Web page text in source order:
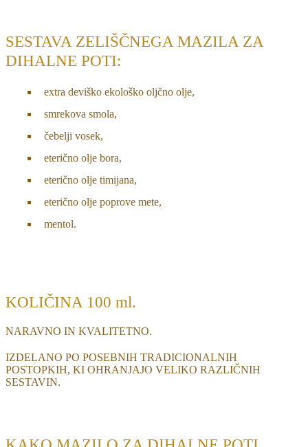
SESTAVA ZELIŠČNEGA MAZILA ZA
DIHALNE POTI:
extra deviško ekološko oljčno olje,
smrekova smola,
čebelji vosek,
eterično olje bora,
eterično olje timijana,
eterično olje poprove mete,
mentol.
KOLIČINA 100 ml.
NARAVNO IN KVALITETNO.
IZDELANO PO POSEBNIH TRADICIONALNIH
POSTOPKIH, KI OHRANJAJO VELIKO RAZLIČNIH
SESTAVIN.